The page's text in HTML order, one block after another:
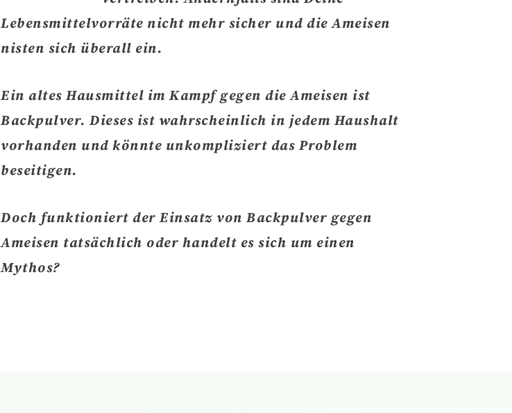
Lebensmittelvorräte nicht mehr sicher und die Ameisen
nisten sich überall ein.
Ein altes Hausmittel im Kampf gegen die Ameisen ist
Backpulver. Dieses ist wahrscheinlich in jedem Haushalt
vorhanden und könnte unkompliziert das Problem
beseitigen.
Doch funktioniert der Einsatz von Backpulver gegen
Ameisen tatsächlich oder handelt es sich um einen
Mythos?